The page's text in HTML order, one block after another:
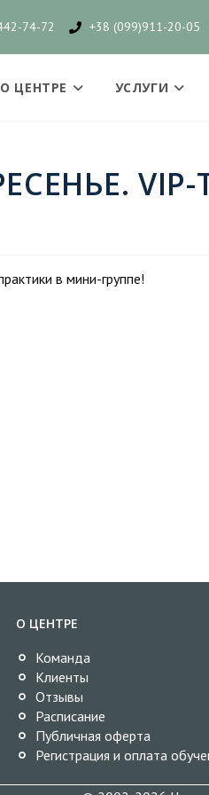
74-72 +38 (099)911-20-05
О ЦЕНТРЕ УСЛУГИ
VIP-
в мини-группе!
О ЦЕНТРЕ
Команда
Клиенты
Отзывы
Расписание
Публичная оферта
Регистрация и оплата